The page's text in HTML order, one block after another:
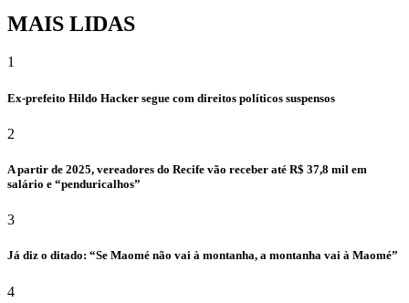
MAIS LIDAS
1
Ex-prefeito Hildo Hacker segue com direitos políticos suspensos
2
A partir de 2025, vereadores do Recife vão receber até R$ 37,8 mil em
salário e “penduricalhos”
3
Já diz o ditado: “Se Maomé não vai à montanha, a montanha vai à Maomé”
4